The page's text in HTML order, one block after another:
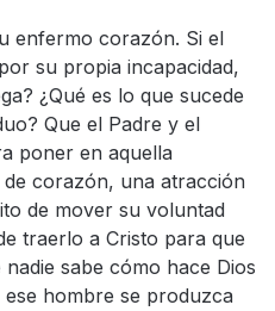
enfermo corazón. Si el
su propia incapacidad,
¿Qué es lo que sucede
Que el Padre y el
poner en aquella
corazón, una atracción
de mover su voluntad
traerlo a Cristo para que
sabe cómo hace Dios
hombre se produzca